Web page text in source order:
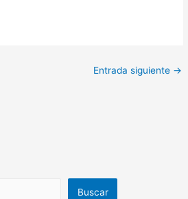
Entrada siguiente →
Buscar